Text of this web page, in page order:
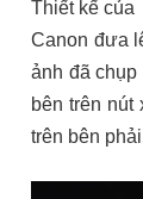
Thiết kế của
Canon đưa
ảnh đã chụp
bên trên nút
trên bên